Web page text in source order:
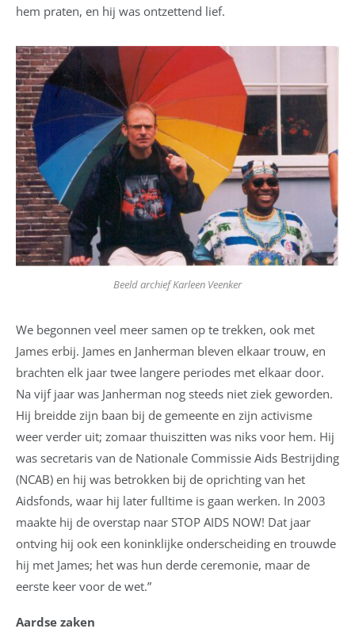
hem praten, en hij was ontzettend lief.
Beeld archief Karleen Veenker
We begonnen veel meer samen op te trekken, ook met
James erbij. James en Janherman bleven elkaar trouw, en
brachten elk jaar twee langere periodes met elkaar door.
Na vijf jaar was Janherman nog steeds niet ziek geworden.
Hij breidde zijn baan bij de gemeente en zijn activisme
weer verder uit; zomaar thuiszitten was niks voor hem. Hij
was secretaris van de Nationale Commissie Aids Bestrijding
(NCAB) en hij was betrokken bij de oprichting van het
Aidsfonds, waar hij later fulltime is gaan werken. In 2003
maakte hij de overstap naar STOP AIDS NOW! Dat jaar
ontving hij ook een koninklijke onderscheiding en trouwde
hij met James; het was hun derde ceremonie, maar de
eerste keer voor de wet.”
Aardse zaken